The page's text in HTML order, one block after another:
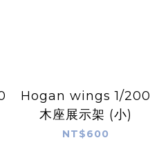
Hogan wings 1/200
木座展示架 (小)
NT$600